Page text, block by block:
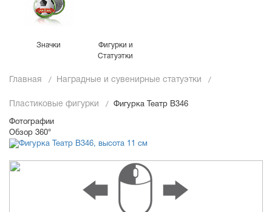
Значки
Фигурки и
Статуэтки
Главная Наградные и сувенирные статуэтки
Пластиковые фигурки Фигурка Театр B346
Фотографии
Обзор 360°